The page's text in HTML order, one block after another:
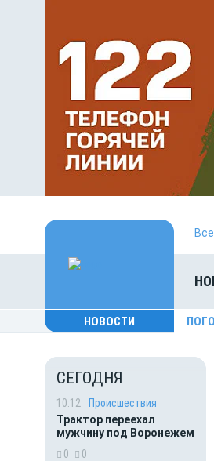
НОВОСТИ
СЕГОДНЯ
10:12
Происшествия
Трактор переехал
мужчину под Воронежем
0
0